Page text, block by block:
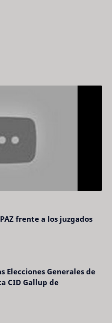
PAZ frente a los juzgados
Elecciones Generales de
CID Gallup de